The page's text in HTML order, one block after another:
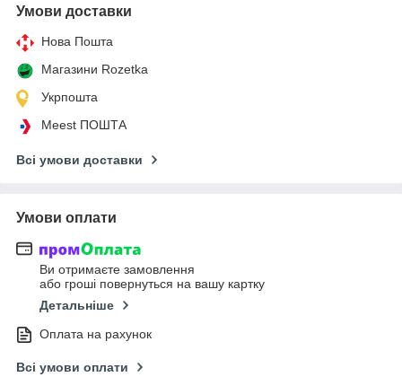
Умови доставки
Нова Пошта
Магазини Rozetka
Укрпошта
Meest ПОШТА
Всі умови доставки
Умови оплати
Ви отримаєте замовлення
або гроші повернуться на вашу картку
Детальніше
Оплата на рахунок
Всі умови оплати